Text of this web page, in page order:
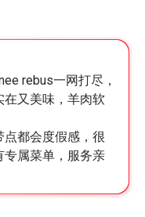
rebus一网打尽，
在又美味，羊肉软
都会度假感，很
专属菜单，服务亲